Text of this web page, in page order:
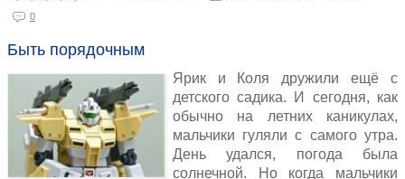
0
Быть порядочным
Ярик и Коля дружили ещё с
детского садика. И сегодня, как
обычно на летних каникулах,
мальчики гуляли с самого утра.
День удался, погода была
солнечной. Но когда мальчики